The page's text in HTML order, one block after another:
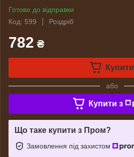
Готово до відправки
Код: 599
Роздріб
782 ₴
Купити
або
Купити з
Що таке купити з Пром?
Замовлення під захистом